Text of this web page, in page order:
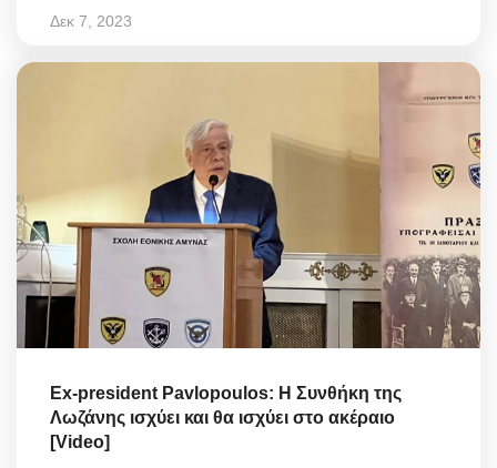
Δεκ 7, 2023
Ex-president Pavlopoulos: Η Συνθήκη της
Λωζάνης ισχύει και θα ισχύει στο ακέραιο
[Video]